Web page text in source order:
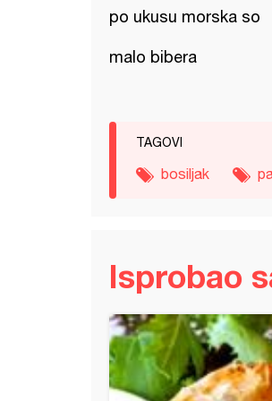
po ukusu morska so
malo bibera
TAGOVI
bosiljak
Isprobao
piletina sa spanaćem